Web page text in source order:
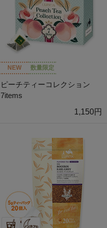
NEW 数量限定
ピーチティーコレクション
7items
1,150円